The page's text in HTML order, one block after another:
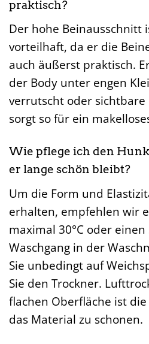
praktisch?
Der hohe Beinausschnitt
vorteilhaft, da er die
auch äußerst praktisch.
der Body unter engen
verrutscht oder
sorgt so für ein
Wie pflege ich den
er lange schön bleibt?
Um die Form und
erhalten, empfehlen wir
maximal 30°C oder
Waschgang in der
Sie unbedingt auf
Sie den Trockner.
flachen Oberfläche ist
das Material zu schonen.